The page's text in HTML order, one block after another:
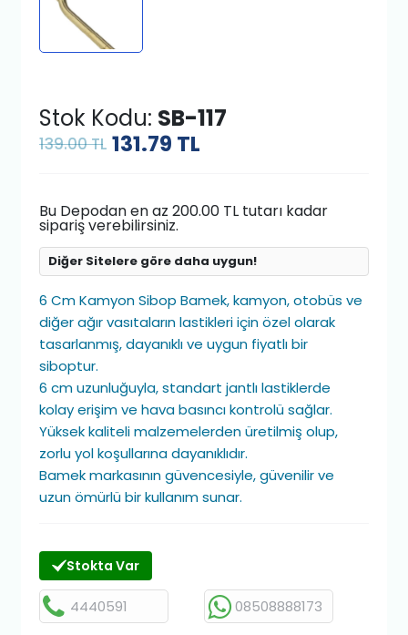
Stok Kodu: SB-117
139.00 TL 131.79 TL
Bu Depodan en az 200.00 TL tutarı kadar
sipariş verebilirsiniz.
Diğer Sitelere göre daha uygun!
6 Cm Kamyon Sibop Bamek, kamyon, otobüs ve
diğer ağır vasıtaların lastikleri için özel olarak
tasarlanmış, dayanıklı ve uygun fiyatlı bir
siboptur.
6 cm uzunluğuyla, standart jantlı lastiklerde
kolay erişim ve hava basıncı kontrolü sağlar.
Yüksek kaliteli malzemelerden üretilmiş olup,
zorlu yol koşullarına dayanıklıdır.
Bamek markasının güvencesiyle, güvenilir ve
uzun ömürlü bir kullanım sunar.
Stokta Var
4440591 08508888173